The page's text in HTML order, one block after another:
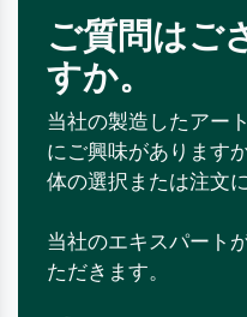
ご質問はご
すか。
当社の製造したアー
にご興味があります
体の選択または注文
当社のエキスパート
ただきます。